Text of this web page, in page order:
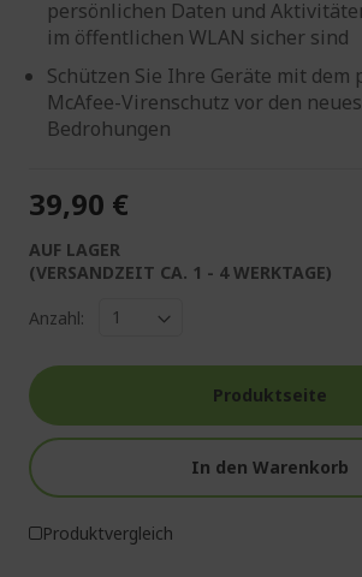
persönlichen Daten und
im öffentlichen WLAN sicher sind
Schützen Sie Ihre Geräte mit dem
McAfee-Virenschutz vor den
Bedrohungen
39,90 €
AUF LAGER
(VERSANDZEIT CA. 1 - 4 WERKTAGE)
Anzahl:
Produktseite
In den Warenkorb
Produktvergleich